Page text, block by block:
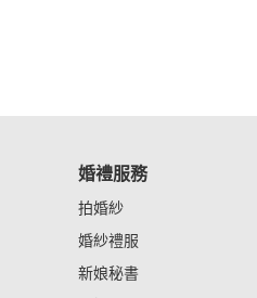
婚禮服務
拍婚紗
婚紗禮服
新娘秘書